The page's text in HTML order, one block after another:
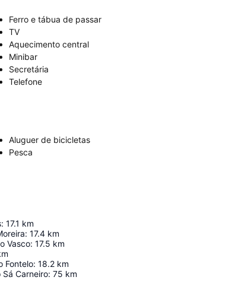
Ferro e tábua de passar
TV
Aquecimento central
Minibar
Secretária
Telefone
Aluguer de bicicletas
Pesca
: 17.1 km
: 17.4 km
Vasco: 17.5 km
Fontelo: 18.2 km
Carneiro: 75 km